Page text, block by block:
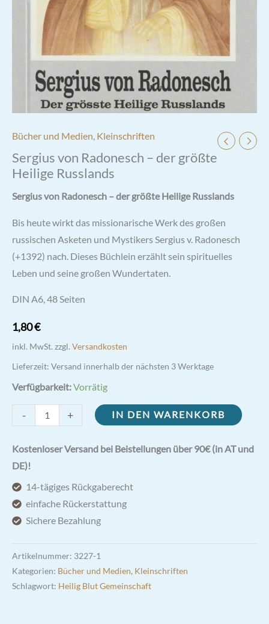
Bücher und Medien, Kleinschriften
Sergius von Radonesch – der größte
Heilige Russlands
Sergius von Radonesch – der größte Heilige Russlands
Bis heute wirkt das missionarische Werk des großen
russischen Asketen und Mystikers Sergius v. Radonesch
(+1392) nach. Dieses Büchlein erzählt sein spirituelles
Leben und seine großen Wundertaten.
DIN A6, 48 Seiten
1,80€
inkl. MwSt.zzgl.Versandkosten
Lieferzeit: Versand innerhalb der nächsten 3 Werktage
Verfügbarkeit:Vorrätig
-
von
Radonesch
-
Menge
+ IN DEN WARENKORB
Kostenloser Versand bei Beistellungen über 90€ (in AT und
DE)!
14-tägiges Rückgaberecht
einfache Rückerstattung
Sichere Bezahlung
Artikelnummer: 3227-1
Kategorien: Bücher und Medien, Kleinschriften
Schlagwort: Heilig Blut Gemeinschaft